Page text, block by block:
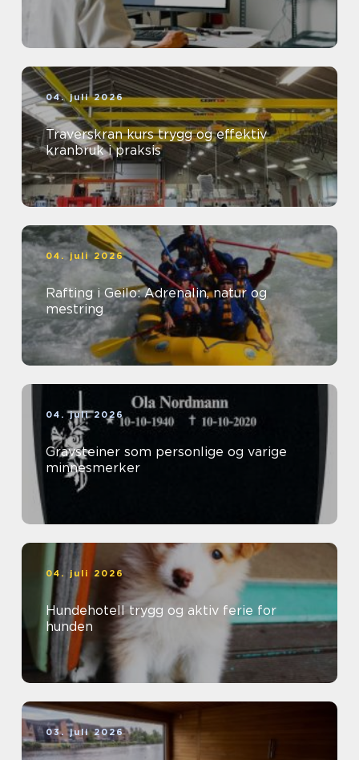
04. juli 2026
Traverskran kurs trygg og effektiv
kranbruk i praksis
04. juli 2026
Rafting i Geilo: Adrenalin, natur og
mestring
04. juli 2026
Gravsteiner som personlige og varige
minnesmerker
04. juli 2026
Hundehotell trygg og aktiv ferie for
hunden
03. juli 2026